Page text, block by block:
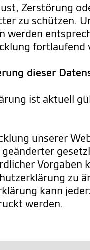
Zerstörung
zu schützen.
werden
fortlaufend
dieser
ist aktuell
unserer
Vorgaben
zu
kann
werden.